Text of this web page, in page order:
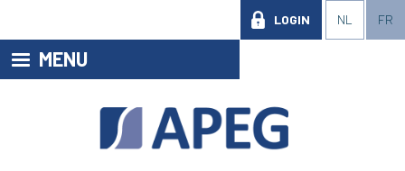
NL FR
LOGIN
MENU